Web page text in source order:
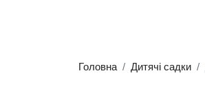
Головна Дитячі садки